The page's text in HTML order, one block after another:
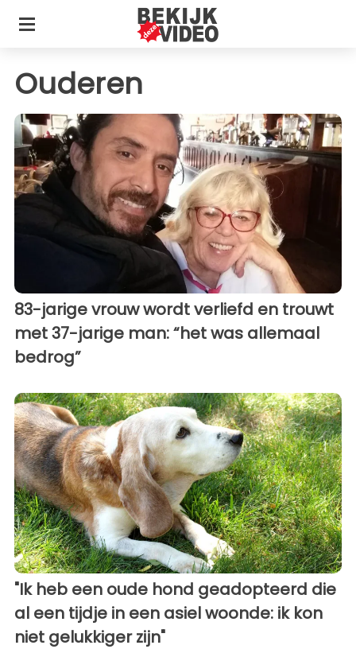
Ouderen
83-jarige vrouw wordt verliefd en trouwt
met 37-jarige man: “het was allemaal
bedrog”
"Ik heb een oude hond geadopteerd die
al een tijdje in een asiel woonde: ik kon
niet gelukkiger zijn"